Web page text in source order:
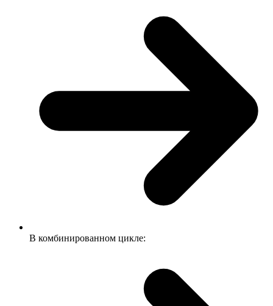
В комбинированном цикле: